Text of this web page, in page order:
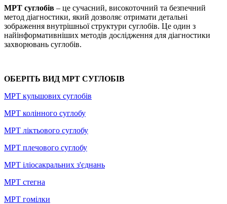
МРТ суглобів – це сучасний, високоточний та безпечний
метод діагностики, який дозволяє отримати детальні
зображення внутрішньої структури суглобів. Це один з
найінформативніших методів дослідження для діагностики
захворювань суглобів.
ОБЕРІТЬ ВИД МРТ СУГЛОБІВ
МРТ кульшових суглобів
МРТ колінного суглобу
МРТ ліктьового суглобу
МРТ плечового суглобу
МРТ іліосакральних з'єднань
МРТ стегна
МРТ гомілки